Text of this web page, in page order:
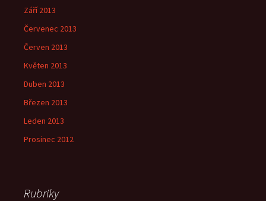
Září 2013
Červenec 2013
Červen 2013
Květen 2013
Duben 2013
Březen 2013
Leden 2013
Prosinec 2012
Rubriky